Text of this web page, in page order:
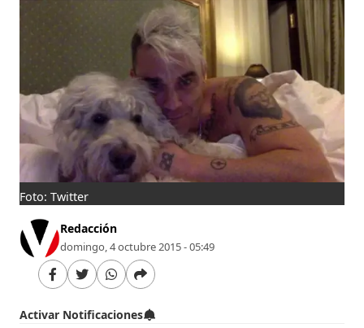
Foto: Twitter
Redacción
domingo, 4 octubre 2015 - 05:49
Activar Notificaciones